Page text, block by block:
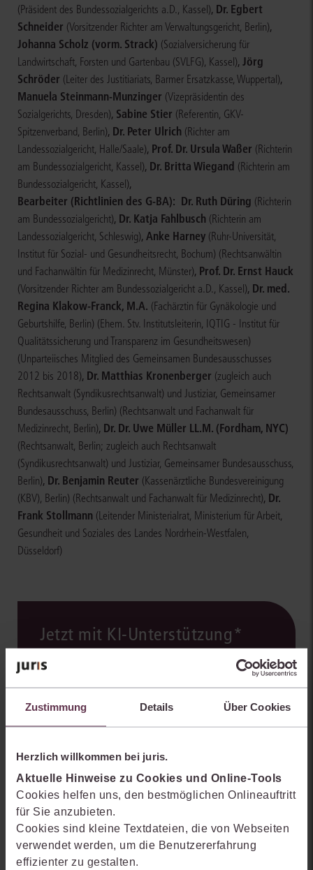
Zustimmung Details Über Cookies
Herzlich willkommen bei juris.
Aktuelle Hinweise zu Cookies und Online-Tools
Cookies helfen uns, den bestmöglichen Onlineauftritt
für Sie anzubieten.
Cookies sind kleine Textdateien, die von Webseiten
verwendet werden, um die Benutzererfahrung
effizienter zu gestalten.
(Präsident des Bundessozialgerichts a.D., Kassel), Dr. Egbert
Schneider (Vorsitzender Richter am Verwaltungsgericht, Berlin),
Johanna Scholz (vorm. Strack) (Sozialversicherung für
Landwirtschaft, Forsten und Gartenbau (SVLFG), Kassel), Jörg
Schröder (Leiter des Justitiariats, Barmer Ersatzkasse, Wuppertal),
Manuela Steinmann-Munzinger (Vizepräsidentin des
Sozialgerichts, Dresden), Sabine Stier (Referentin, GKV-
Spitzenverband, Berlin), Dr. Peter Ulrich (Richter am
Landessozialgericht, Halle/Saale), Prof. Dr. Ursula Waßer (Richterin
am Bundessozialgericht, Kassel), Dr. Britta Wiegand (Richterin am
Bundessozialgericht, Kassel),
Bearbeiter (Richtlinien des G-BA): Dr. Ruth Düring (Richterin
am Bundessozialgericht), Dr. Katja Fahlbusch (Richterin am
Landessozialgericht, Schleswig), Anke Harney (Ruhr-Universität,
Institut für Sozial- und Gesundheitsrecht, Bochum) (Rechtsanwältin
und Fachanwältin für Medizinrecht, Münster), Prof. Dr. Ernst Hauck
(Vorsitzender Richter am Bundessozialgericht a.D., Kassel), Dr. med.
Regina Klakow-Franck, M.A. (Fachärztin für Gynäkologie und
Geburtshilfe, Berlin) (Ehem. Stv. Institutsleiterin, IQTIG - Institut für
Qualitätssicherung und Transparenz im Gesundheitswesen)
(Unparteiisches Mitglied des Gemeinsamen Bundesausschusses
2012 bis 2018), Dr. Matthias Kronenberger (zugleich auch
Rechtsanwalt (Syndikusrechtsanwalt) und Justiziar, Gemeinsamer
Bundesausschuss, Berlin) (Rechtsanwalt und Fachanwalt für
Medizinrecht, Berlin), Dr. Dr. Uwe Müller LL.M. (Fordham, NYC)
(Rechtsanwalt, Berlin; zugleich auch Rechtsanwalt
(Syndikusrechtsanwalt) und Justiziar, Gemeinsamer Bundesausschuss,
Berlin), Dr. Benjamin Reuter (Kassenärztliche Bundesvereinigung
(KBV), Berlin) (Rechtsanwalt und Fachanwalt für Medizinrecht), Dr.
Frank Stollmann (Leitender Ministerialrat, Ministerium für Arbeit,
Gesundheit und Soziales des Landes Nordrhein-Westfalen,
Düsseldorf)
Jetzt mit KI-Unterstützung*
Die juris KI-Suite ist integraler Bestandteil des juris
Ergebnissen.
*Verfügbarkeit der juris KI-Suite kann variieren.
Separates Angebot erforderlich.